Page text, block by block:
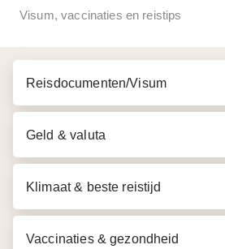
Wandeling met begeleiding
Engelssprekende gids
Bezoek aan de Vegas
Lunch
Visum, vaccinaties en reistips
Reisdocumenten/Visum
Geld & valuta
Klimaat & beste reistijd
Vaccinaties & gezondheid